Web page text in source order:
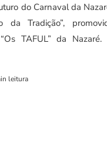
do Carnaval da
da Tradição”,
“Os TAFUL” da
leitura